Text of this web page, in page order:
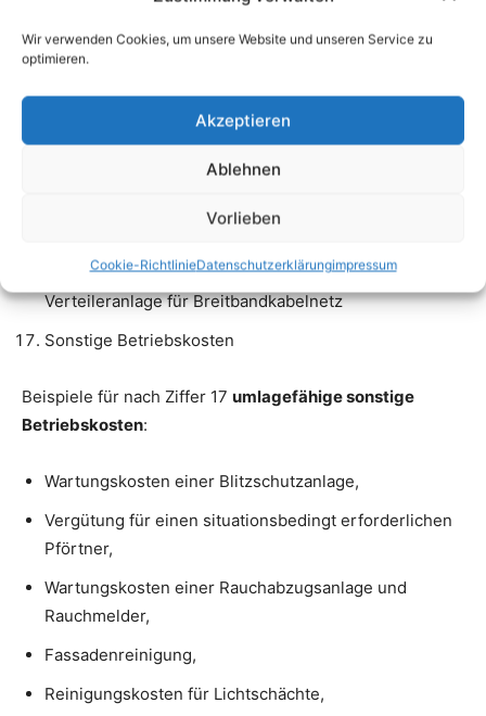
Wir verwenden Cookies, um unsere Website und unseren Service zu
optimieren.
Akzeptieren
Ablehnen
Vorlieben
Cookie-RichtlinieDatenschutzerklärungimpressum